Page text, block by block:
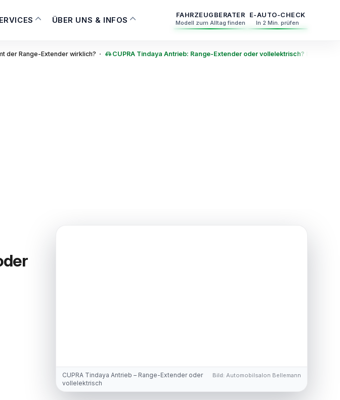
ÜBER UNS & INFOS
FAHRZEUGBERATER
Modell zum Alltag finden
E-AUTO-CHECK
In 2 Min. prüfen
der Range-Extender wirklich? · CUPRA Tindaya Antrieb: Range-Extender oder vollelektrisch? Der
CUPRA Tindaya Antrieb – Range-Extender oder
vollelektrisch
Bild: Automobilsalon Bellemann